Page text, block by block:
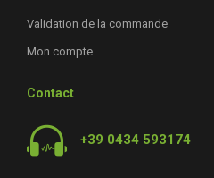
Validation de la commande
Mon compte
Contact
+39 0434 593174